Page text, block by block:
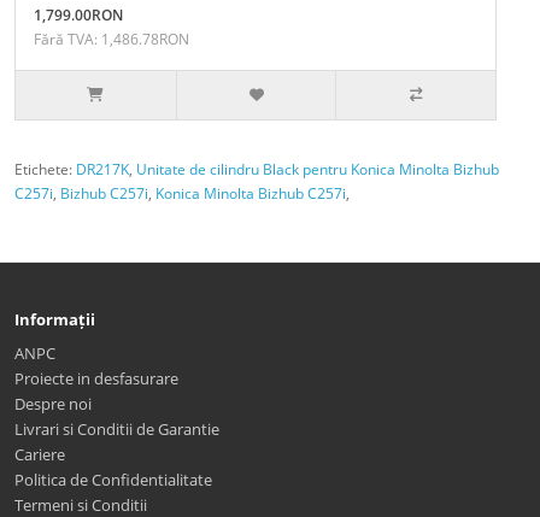
1,799.00RON
Fără TVA: 1,486.78RON
Etichete: DR217K, Unitate de cilindru Black pentru Konica Minolta Bizhub
C257i, Bizhub C257i, Konica Minolta Bizhub C257i,
Informații
ANPC
Proiecte in desfasurare
Despre noi
Livrari si Conditii de Garantie
Cariere
Politica de Confidentialitate
Termeni si Conditii